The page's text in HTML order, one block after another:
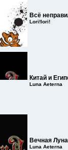
Всё
Lori!lori!
Китай и
Luna Aeterna
Вечная Луна
Luna Aeterna